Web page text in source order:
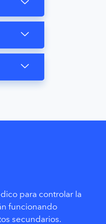
para controlar la
funcionando
secundarios.